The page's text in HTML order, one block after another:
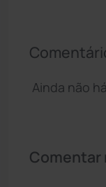
Ainda não
Comentar